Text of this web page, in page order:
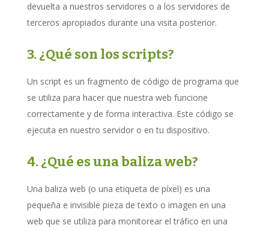
devuelta a nuestros servidores o a los servidores de
terceros apropiados durante una visita posterior.
3. ¿Qué son los scripts?
Un script es un fragmento de código de programa que
se utiliza para hacer que nuestra web funcione
correctamente y de forma interactiva. Este código se
ejecuta en nuestro servidor o en tu dispositivo.
4. ¿Qué es una baliza web?
Una baliza web (o una etiqueta de píxel) es una
pequeña e invisible pieza de texto o imagen en una
web que se utiliza para monitorear el tráfico en una